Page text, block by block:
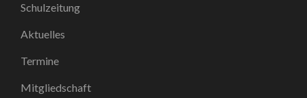
Schulzeitung
Aktuelles
Termine
Mitgliedschaft